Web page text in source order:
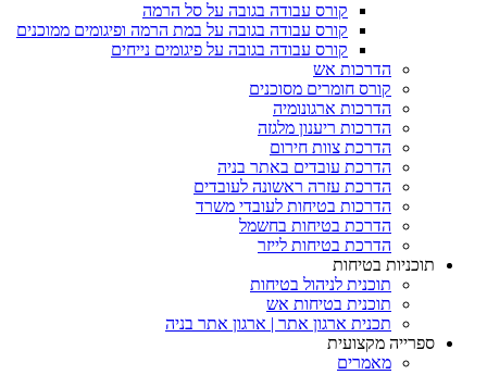
קורס עבודה בגובה על סל הרמה
קורס עבודה בגובה על במת הרמה ופיגומים ממוכנים
קורס עבודה בגובה על פיגומים נייחים
הדרכות אש
קורס חומרים מסוכנים
הדרכות ארגונומיה
הדרכות ריענון מלגזה
הדרכת צוות חירום
הדרכת עובדים באתר בניה
הדרכת עזרה ראשונה לעובדים
הדרכות בטיחות לעובדי משרד
הדרכת בטיחות בחשמל
הדרכת בטיחות לייזר
תוכניות בטיחות
תוכנית לניהול בטיחות
תוכנית בטיחות אש
תכנית ארגון אתר | ארגון אתר בניה
ספרייה מקצועית
מאמרים